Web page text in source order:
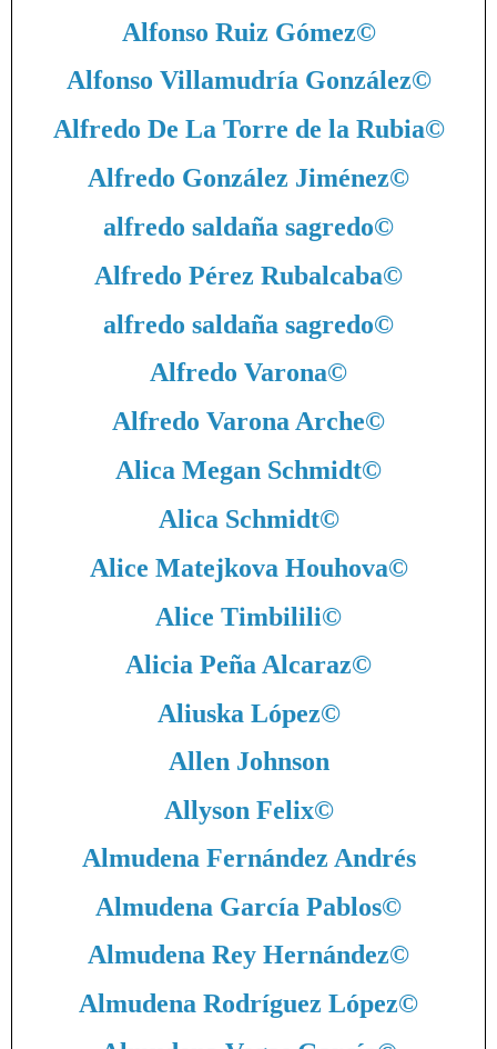
Alfonso Ruiz Gómez©
Alfonso Villamudría González©
Alfredo De La Torre de la Rubia©
Alfredo González Jiménez©
alfredo saldaña sagredo©
Alfredo Pérez Rubalcaba©
alfredo saldaña sagredo©
Alfredo Varona©
Alfredo Varona Arche©
Alica Megan Schmidt©
Alica Schmidt©
Alice Matejkova Houhova©
Alice Timbilili©
Alicia Peña Alcaraz©
Aliuska López©
Allen Johnson
Allyson Felix©
Almudena Fernández Andrés
Almudena García Pablos©
Almudena Rey Hernández©
Almudena Rodríguez López©